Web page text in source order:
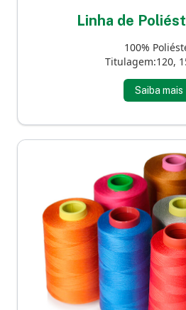
Linha de
100%
Titulagem:120,
Saiba mais